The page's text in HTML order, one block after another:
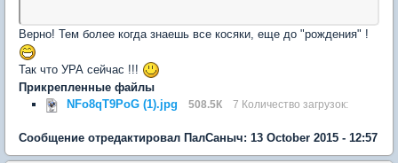
Верно! Тем более когда знаешь все косяки, еще до "рождения" !
Так что УРА сейчас !!!
Прикрепленные файлы
NFo8qT9PoG (1).jpg
508.5К 7 Количество загрузок:
Сообщение отредактировал ПалСаныч: 13 October 2015 - 12:57